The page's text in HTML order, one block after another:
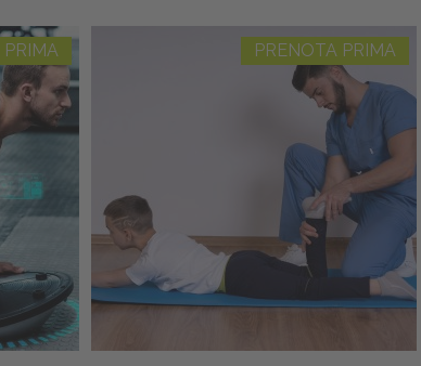
PRIMA PRENOTA PRIMA